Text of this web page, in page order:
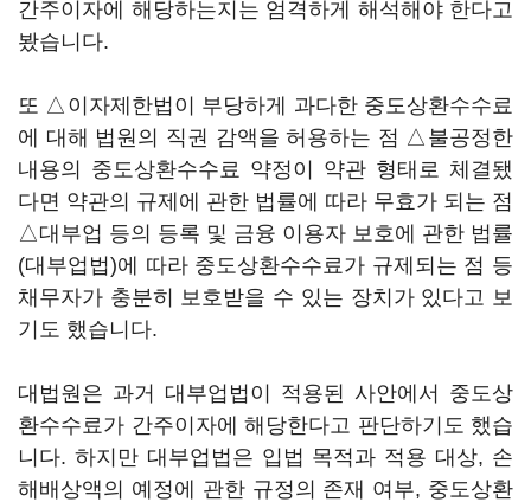
간주이자에 해당하는지는 엄격하게 해석해야 한다고
봤습니다.
또 △이자제한법이 부당하게 과다한 중도상환수수료
에 대해 법원의 직권 감액을 허용하는 점 △불공정한
내용의 중도상환수수료 약정이 약관 형태로 체결됐
다면 약관의 규제에 관한 법률에 따라 무효가 되는 점
△대부업 등의 등록 및 금융 이용자 보호에 관한 법률
(대부업법)에 따라 중도상환수수료가 규제되는 점 등
채무자가 충분히 보호받을 수 있는 장치가 있다고 보
기도 했습니다.
대법원은 과거 대부업법이 적용된 사안에서 중도상
환수수료가 간주이자에 해당한다고 판단하기도 했습
니다. 하지만 대부업법은 입법 목적과 적용 대상, 손
해배상액의 예정에 관한 규정의 존재 여부, 중도상환